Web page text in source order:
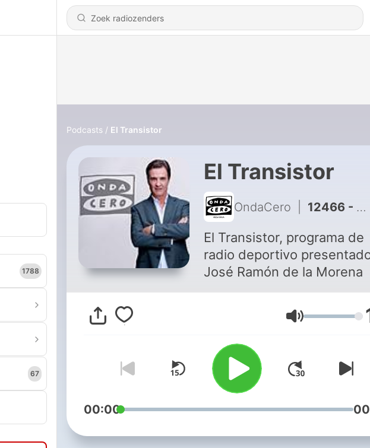
1788
67
Podcasts El Transistor
El Transistor
OndaCero 12466 - Rodrigo Corrales: “Es imposible encontrar un equipo más unido que el nuestro”
El Transistor, programa de
radio deportivo
José Ramón de la Morena
Volume
00:00